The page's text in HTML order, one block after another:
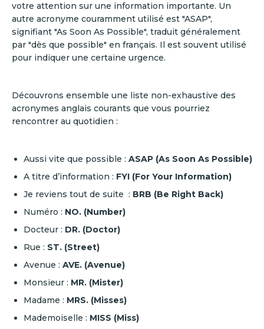
votre attention sur une information importante. Un
autre acronyme couramment utilisé est "ASAP",
signifiant "As Soon As Possible", traduit généralement
par "dès que possible" en français. Il est souvent utilisé
pour indiquer une certaine urgence.
Découvrons ensemble une liste non-exhaustive des
acronymes anglais courants que vous pourriez
rencontrer au quotidien :
Aussi vite que possible : ASAP (As Soon As Possible)
A titre d’information : FYI (For Your Information)
Je reviens tout de suite : BRB (Be Right Back)
Numéro : NO. (Number)
Docteur : DR. (Doctor)
Rue : ST. (Street)
Avenue : AVE. (Avenue)
Monsieur : MR. (Mister)
Madame : MRS. (Misses)
Mademoiselle : MISS (Miss)